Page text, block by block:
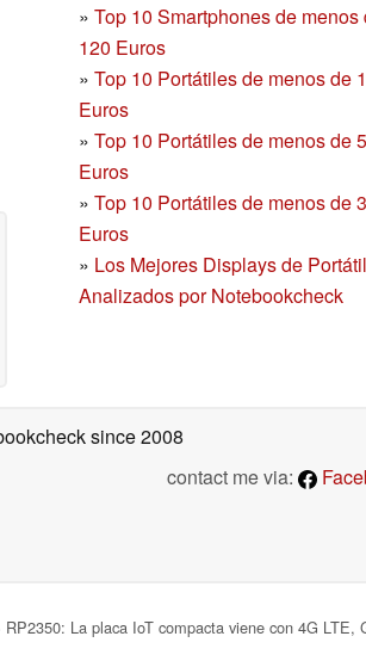
» Top 10 Smartphonesde menos
120 Euros
» Top 10 Portátiles de menos de
Euros
» Top 10 Portátiles de menos de
Euros
» Top 10 Portátiles de menos de
Euros
» Los Mejores Displays de
Analizados por Notebookcheck
since 2008
contact me via:
La placa IoT compacta viene con 4G LTE,